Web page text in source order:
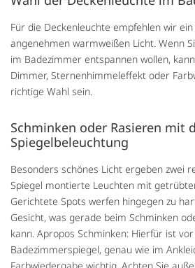
Für die Deckenleuchte empfehlen wir
angenehmen warmweißen Licht. Wenn
im Badezimmer entspannen wollen,
Dimmer, Sternenhimmeleffekt oder
richtige Wahl sein.
Schminken oder Rasieren mit
Spiegelbeleuchtung
Besonders schönes Licht ergeben zwei
Spiegel montierte Leuchten mit
Gerichtete Spots werfen hingegen zu
Gesicht, was gerade beim Schminken
kann. Apropos Schminken: Hierfür ist
Badezimmerspiegel, genau wie im
Farbwiedergabe wichtig. Achten Sie